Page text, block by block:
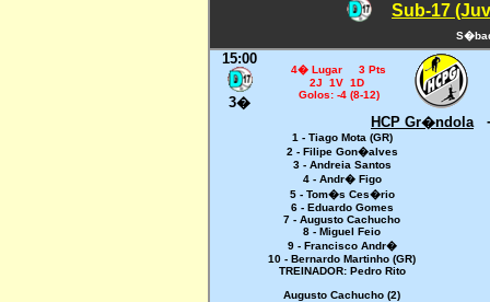
Sub-17
15:00
3�
4� Lugar 3 Pts
2J 1V 1D
Golos: -4 (8-12)
HCP Gr�ndola -
1 - Tiago Mota (GR)
2 - Filipe Gon�alves
3 - Andreia Santos
4 - Andr� Figo
5 - Tom�s Ces�rio
6 - Eduardo Gomes
7 - Augusto Cachucho
8 - Miguel Feio
9 - Francisco Andr�
10 - Bernardo Martinho (GR)
TREINADOR: Pedro Rito
Augusto Cachucho (2)